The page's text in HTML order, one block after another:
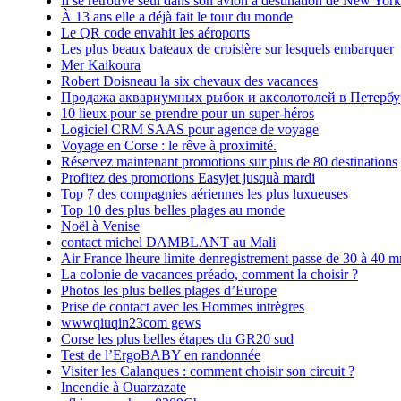
À 13 ans elle a déjà fait le tour du monde
Le QR code envahit les aéroports
Les plus beaux bateaux de croisière sur lesquels embarquer
Mer Kaikoura
Robert Doisneau la six chevaux des vacances
Продажа аквариумных рыбок и аксолотолей в
10 lieux pour se prendre pour un super-héros
Logiciel CRM SAAS pour agence de voyage
Voyage en Corse : le rêve à proximité.
Réservez maintenant promotions sur plus de 80 destinations
Profitez des promotions Easyjet jusquà mardi
Top 7 des compagnies aériennes les plus luxueuses
Top 10 des plus belles plages au monde
Noël à Venise
contact michel DAMBLANT au Mali
Air France lheure limite denregistrement passe de 30 à 40
La colonie de vacances préado, comment la choisir ?
Photos les plus belles plages d’Europe
Prise de contact avec les Hommes intrègres
wwwqiuqin23com gews
Corse les plus belles étapes du GR20 sud
Test de l’ErgoBABY en randonnée
Visiter les Calanques : comment choisir son circuit ?
Incendie à Ouarzazate